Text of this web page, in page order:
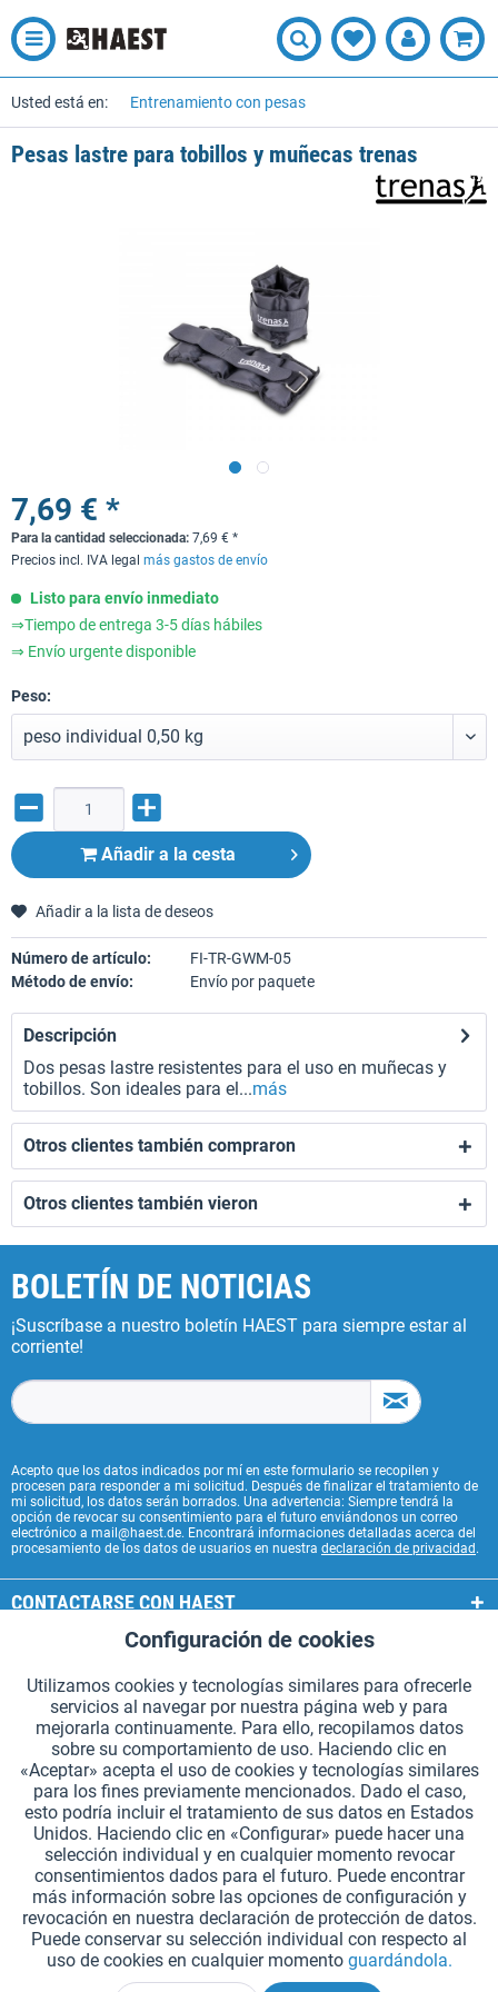
Usted está en: Entrenamiento con pesas
Pesas lastre para tobillos y muñecas trenas
7,69 € *
Para la cantidad seleccionada: 7,69 € *
Precios incl. IVA legal más gastos de envío
Listo para envío inmediato
⇒Tiempo de entrega 3-5 días hábiles
⇒ Envío urgente disponible
Peso:
Añadir a la cesta
Añadir a la lista de deseos
Número de artículo:
FI-TR-GWM-05
Método de envío:
Envío por paquete
Descripción
Dos pesas lastre resistentes para el uso en muñecas y
tobillos. Son ideales para el...más
Otros clientes también compraron
Otros clientes también vieron
BOLETÍN DE NOTICIAS
¡Suscríbase a nuestro boletín HAEST para siempre estar al
corriente!
Acepto que los datos indicados por mí en este formulario se recopilen y
procesen para responder a mi solicitud. Después de finalizar el tratamiento de
mi solicitud, los datos serán borrados. Una advertencia: Siempre tendrá la
opción de revocar su consentimiento para el futuro enviándonos un correo
electrónico a mail@haest.de. Encontrará informaciones detalladas acerca del
procesamiento de los datos de usuarios en nuestra declaración de privacidad .
CONTACTARSE CON HAEST
SERVICIOS HAEST
INFORMACIÓN GENERAL
MODOS DE PAGO
*Todos los precios incluyen IVA. Se añaden los gastos de envío..
Configuración de cookies Solicitar catálogos (en alemán)
Grabados láser en testigos Boletín ¿Quiénes somos? Ayuda
Contacto Envío y pago Devolución y reembolso
Derecho de revocación Protección de datos
Condiciones generales de contratación Aviso legal
Funcionales Aktiv
Seguimiento Aktiv
Configuración de cookies
Utilizamos cookies y tecnologías similares para ofrecerle
servicios al navegar por nuestra página web y para
mejorarla continuamente. Para ello, recopilamos datos
sobre su comportamiento de uso. Haciendo clic en
«Aceptar» acepta el uso de cookies y tecnologías similares
para los fines previamente mencionados. Dado el caso,
esto podría incluir el tratamiento de sus datos en Estados
Unidos. Haciendo clic en «Configurar» puede hacer una
selección individual y en cualquier momento revocar
consentimientos dados para el futuro. Puede encontrar
más información sobre las opciones de configuración y
revocación en nuestra declaración de protección de datos.
Puede conservar su selección individual con respecto al
uso de cookies en cualquier momento guardándola.